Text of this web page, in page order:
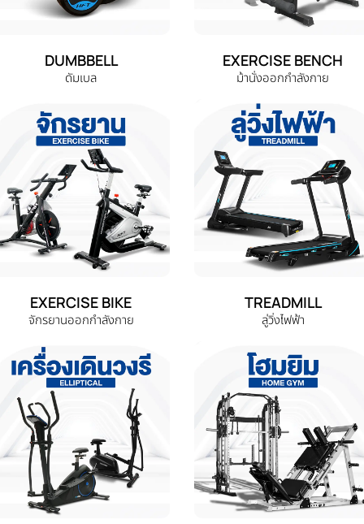
DUMBBELL
ดัมเบล
EXERCISE BENCH
ม้านั่งออกกำลังกาย
EXERCISE BIKE
จักรยานออกกำลังกาย
TREADMILL
ลู่วิ่งไฟฟ้า